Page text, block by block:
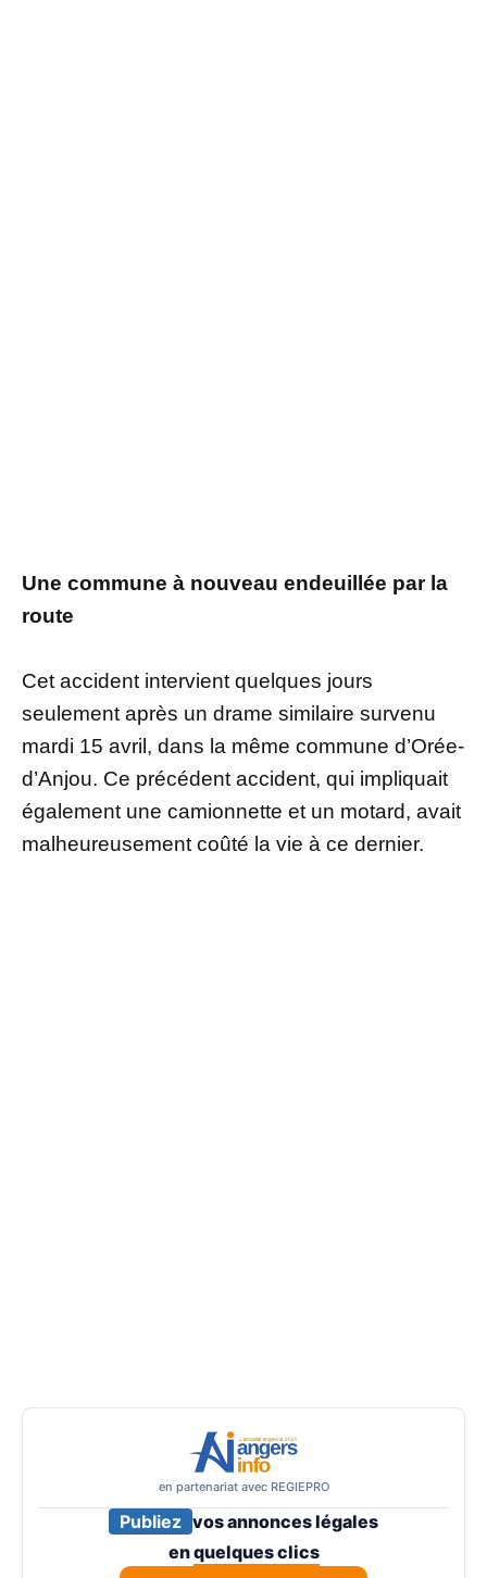
Une commune à nouveau endeuillée par la
route
Cet accident intervient quelques jours
seulement après un drame similaire survenu
mardi 15 avril, dans la même commune d’Orée-
d’Anjou. Ce précédent accident, qui impliquait
également une camionnette et un motard, avait
malheureusement coûté la vie à ce dernier.
en partenariat avec REGIEPRO
Publiez vos annonces légales
enquelques clics